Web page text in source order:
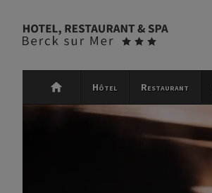
Hôtel Restaurant